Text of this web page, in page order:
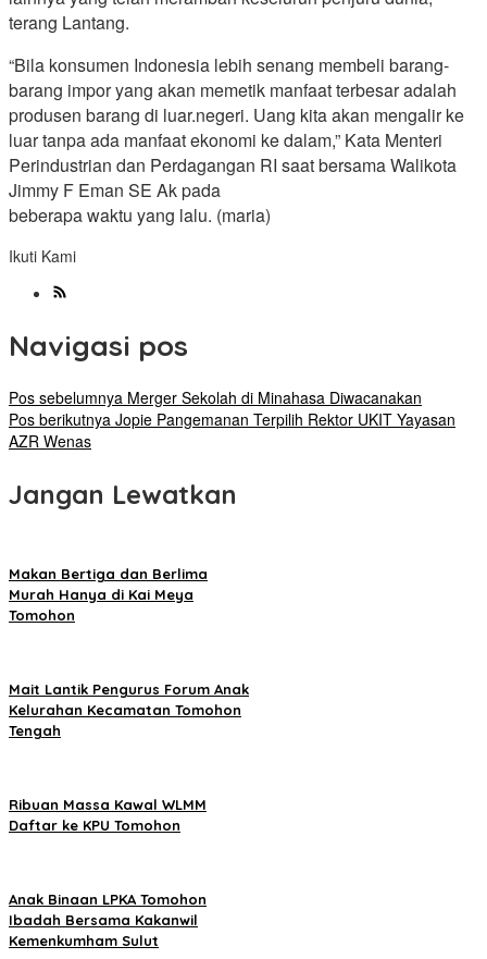
terang Lantang.
“Bila konsumen Indonesia lebih senang membeli barang-
barang impor yang akan memetik manfaat terbesar adalah
produsen barang di luar.negeri. Uang kita akan mengalir ke
luar tanpa ada manfaat ekonomi ke dalam,” Kata Menteri
Perindustrian dan Perdagangan RI saat bersama Walikota
Jimmy F Eman SE Ak pada
beberapa waktu yang lalu. (maria)
Ikuti Kami
Navigasi pos
Pos sebelumnya Merger Sekolah di Minahasa Diwacanakan
Pos berikutnya Jopie Pangemanan Terpilih Rektor UKIT Yayasan
AZR Wenas
Jangan Lewatkan
Makan Bertiga dan Berlima
Murah Hanya di Kai Meya
Tomohon
Mait Lantik Pengurus Forum Anak
Kelurahan Kecamatan Tomohon
Tengah
Ribuan Massa Kawal WLMM
Daftar ke KPU Tomohon
Anak Binaan LPKA Tomohon
Ibadah Bersama Kakanwil
Kemenkumham Sulut